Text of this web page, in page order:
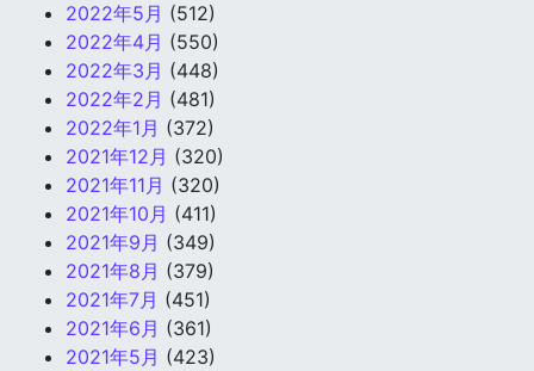
2022年5月 (512)
2022年4月 (550)
2022年3月 (448)
2022年2月 (481)
2022年1月 (372)
2021年12月 (320)
2021年11月 (320)
2021年10月 (411)
2021年9月 (349)
2021年8月 (379)
2021年7月 (451)
2021年6月 (361)
2021年5月 (423)